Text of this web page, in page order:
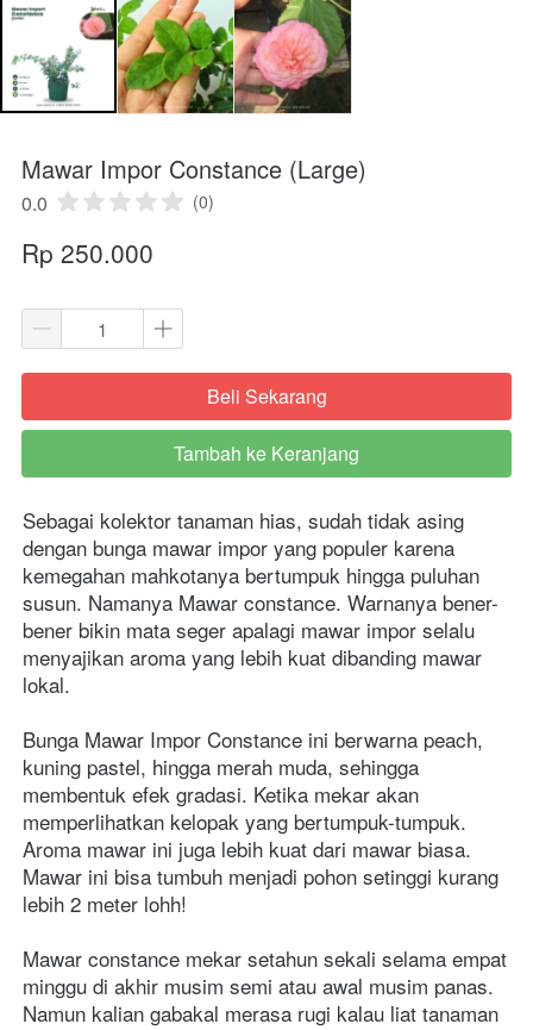
Mawar Impor Constance (Large)
0.0 (0)
Rp 250.000
`Beli Sekarang
`
Tambah ke Keranjang
Sebagai kolektor tanaman hias, sudah tidak asing
dengan bunga mawar impor yang populer karena
kemegahan mahkotanya bertumpuk hingga puluhan
susun. Namanya Mawar constance. Warnanya bener-
bener bikin mata seger apalagi mawar impor selalu
menyajikan aroma yang lebih kuat dibanding mawar
lokal.
Bunga Mawar Impor Constance ini berwarna peach,
kuning pastel, hingga merah muda, sehingga
membentuk efek gradasi. Ketika mekar akan
memperlihatkan kelopak yang bertumpuk-tumpuk.
Aroma mawar ini juga lebih kuat dari mawar biasa.
Mawar ini bisa tumbuh menjadi pohon setinggi kurang
lebih 2 meter lohh!
Mawar constance mekar setahun sekali selama empat
minggu di akhir musim semi atau awal musim panas.
Namun kalian gabakal merasa rugi kalau liat tanaman